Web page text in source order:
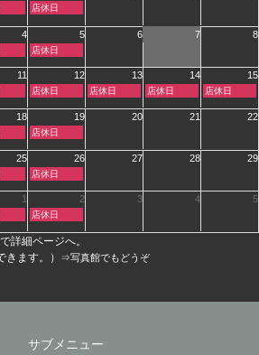
水
曜
日,
月
29th
2026
店休日
4 5 6 7 8
水
曜
日,
月
店休日
11 12 13 14 15
水
曜
日,
月
2026
店休日
木
曜
日,
2026
店休日
金
曜
日,
2026
店休日
土
曜
日,
2026
店休日
18 19 20 21 22
水
曜
日,
月
店休日
25 26 27 28 29
水
曜
日,
月
2026
店休日
1 2 3 4 5
水
曜
日,
9
月
店休日
詳細ページへ。
きます。）
⇒写真館でもどうぞ
サブメニュー